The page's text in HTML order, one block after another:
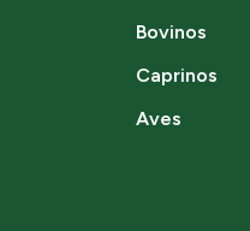
Bovinos
Caprinos
Aves